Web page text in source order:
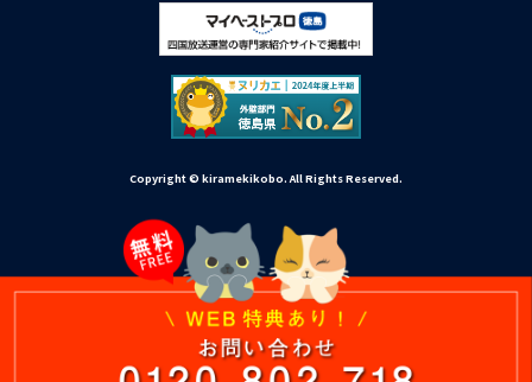
Copyright © kiramekikobo. All Rights Reserved.